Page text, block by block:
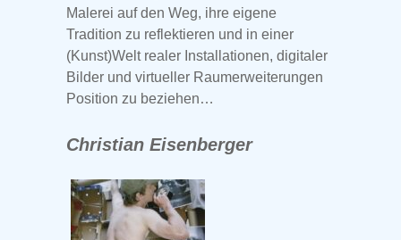
Malerei auf den Weg, ihre eigene
Tradition zu reflektieren und in einer
(Kunst)Welt realer Installationen, digitaler
Bilder und virtueller Raumerweiterungen
Position zu beziehen…
Christian Eisenberger